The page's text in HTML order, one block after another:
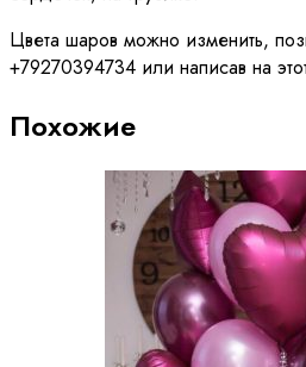
Цвета шаров можно изменить,
+79270394734 или написав на
Похожие